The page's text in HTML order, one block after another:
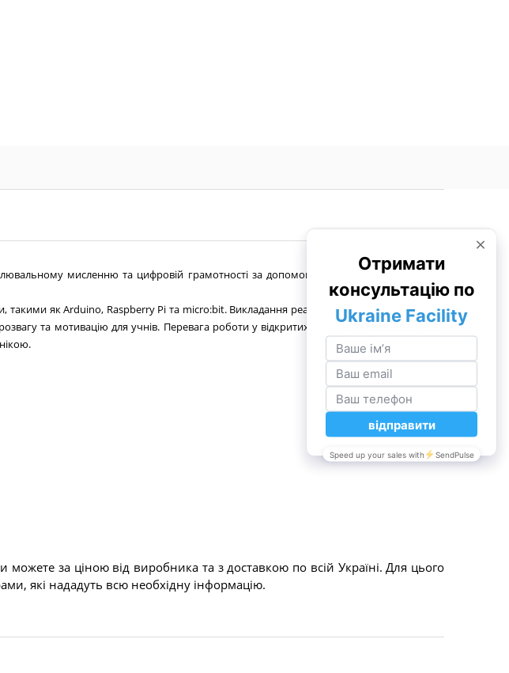
мисленню та цифровій грамотності за допомогою цікавих та практичних
такими як Arduino, Raspberry Pi та micro:bit. Викладання реальних мов програмування,
та мотивацію для учнів. Перевага роботи у відкритих проектах матеріалізується
можете за ціною від виробника та з доставкою по всій Україні. Для цього
які нададуть всю необхідну інформацію.